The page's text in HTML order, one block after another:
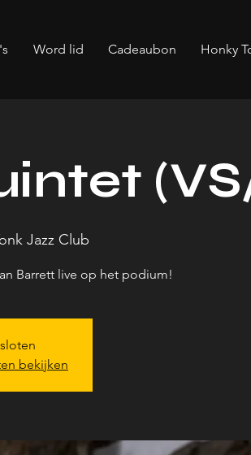
Word lid Cadeaubon Honky
Jazz Club
Barrett live op het podium!
bekijken